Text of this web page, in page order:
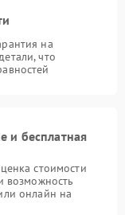
на
что
и бесплатная
стоимости
возможность
онлайн на